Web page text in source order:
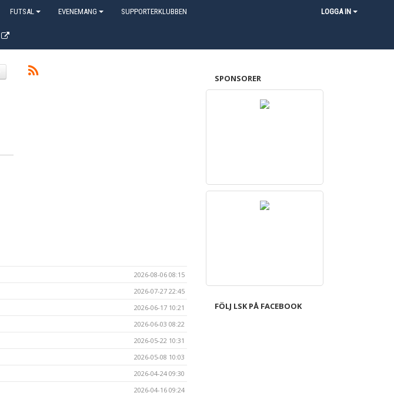
FUTSAL EVENEMANG SUPPORTERKLUBBEN LOGGA IN
2026-08-06 08:15
2026-07-27 22:45
2026-06-17 10:21
2026-06-03 08:22
2026-05-22 10:31
2026-05-08 10:03
2026-04-24 09:30
2026-04-16 09:24
SPONSORER
FÖLJ LSK PÅ FACEBOOK